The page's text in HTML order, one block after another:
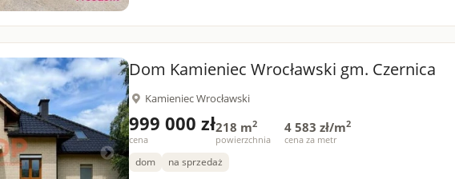
Dom Kamieniec Wrocławski gm. Czernica
Kamieniec Wrocławski
999 000 zł
cena
218 m2
powierzchnia
4 583 zł/m2
cena za metr
dom na sprzedaż